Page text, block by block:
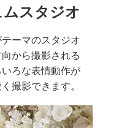
スタジオ
ーマのスタジオ
から撮影される
ろな表情動作が
撮影できます。